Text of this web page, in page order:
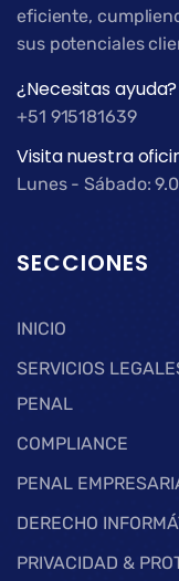
eficiente,
sus potenciales
¿Necesitas
+51 915181639
Visita nuestra
Lunes - Sábado:
SECCIONES
INICIO
SERVICIOS
PENAL
COMPLIANCE
PENAL
DERECHO
PRIVACIDAD &